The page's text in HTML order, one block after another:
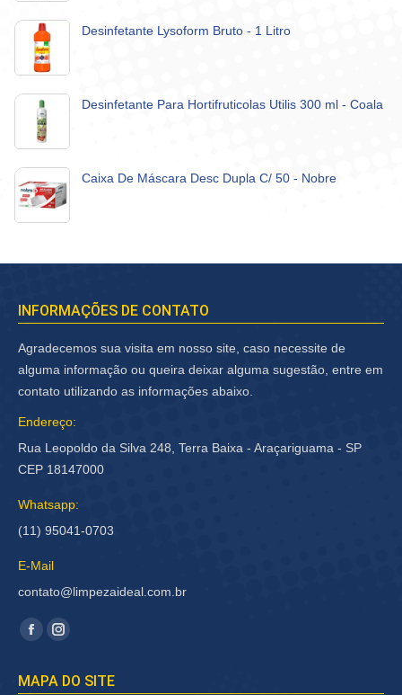
Desinfetante Lysoform Bruto - 1 Litro
Desinfetante Para Hortifruticolas Utilis 300 ml - Coala
Caixa De Máscara Desc Dupla C/ 50 - Nobre
INFORMAÇÕES DE CONTATO
Agradecemos sua visita em nosso site, caso necessite de
alguma informação ou queira deixar alguma sugestão, entre em
contato utilizando as informações abaixo.
Endereço:
Rua Leopoldo da Silva 248, Terra Baixa - Araçariguama - SP
CEP 18147000
Whatsapp:
(11) 95041-0703
E-Mail
contato@limpezaideal.com.br
Encontre-nos em:
Facebook
abre
Instagram
abre
MAPA DO SITE